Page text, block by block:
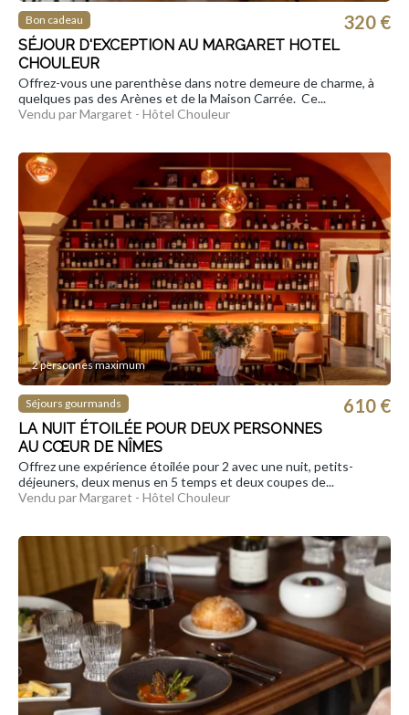
Bon cadeau
SÉJOUR D'EXCEPTION AU MARGARET HOTEL
CHOULEUR
320 €
Offrez-vous une parenthèse dans notre demeure de charme, à
quelques pas des Arènes et de la Maison Carrée. Ce...
Vendu par Margaret - Hôtel Chouleur
2 personnes maximum
Séjours gourmands
LA NUIT ÉTOILÉE POUR DEUX PERSONNES
AU CŒUR DE NÎMES
610 €
Offrez une expérience étoilée pour 2 avec une nuit, petits-
déjeuners, deux menus en 5 temps et deux coupes de...
Vendu par Margaret - Hôtel Chouleur